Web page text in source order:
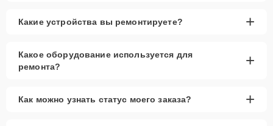
Какие устройства вы ремонтируете? +
Какое оборудование используется для
ремонта?
+
Как можно узнать статус моего заказа? +